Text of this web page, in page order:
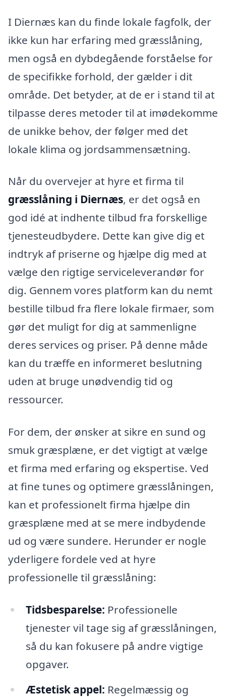
I Diernæs kan du finde lokale fagfolk, der
ikke kun har erfaring med græsslåning,
men også en dybdegående forståelse for
de specifikke forhold, der gælder i dit
område. Det betyder, at de er i stand til at
tilpasse deres metoder til at imødekomme
de unikke behov, der følger med det
lokale klima og jordsammensætning.
Når du overvejer at hyre et firma til
græsslåning i Diernæs, er det også en
god idé at indhente tilbud fra forskellige
tjenesteudbydere. Dette kan give dig et
indtryk af priserne og hjælpe dig med at
vælge den rigtige serviceleverandør for
dig. Gennem vores platform kan du nemt
bestille tilbud fra flere lokale firmaer, som
gør det muligt for dig at sammenligne
deres services og priser. På denne måde
kan du træffe en informeret beslutning
uden at bruge unødvendig tid og
ressourcer.
For dem, der ønsker at sikre en sund og
smuk græsplæne, er det vigtigt at vælge
et firma med erfaring og ekspertise. Ved
at fine tunes og optimere græsslåningen,
kan et professionelt firma hjælpe din
græsplæne med at se mere indbydende
ud og være sundere. Herunder er nogle
yderligere fordele ved at hyre
professionelle til græsslåning:
Tidsbesparelse: Professionelle
tjenester vil tage sig af græsslåningen,
så du kan fokusere på andre vigtige
opgaver.
Æstetisk appel: Regelmæssig og